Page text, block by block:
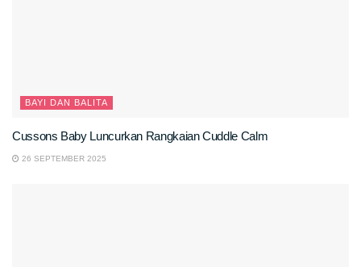
BAYI DAN BALITA
Cussons Baby Luncurkan Rangkaian Cuddle Calm
26 SEPTEMBER 2025